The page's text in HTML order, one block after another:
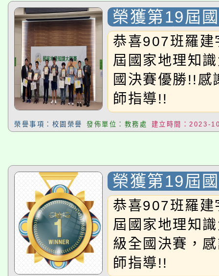
榮獲第19屆
識大競賽_全
勝!!
恭喜907班羅
屆國家地理知
國決賽優勝!!感
師指導!!
榮譽事項：校園榮譽 發佈單位：教務處 建立時間：2023-
榮獲第19屆
識大競賽_晉
恭喜907班羅
屆國家地理知
級全國決賽，
師指導!!